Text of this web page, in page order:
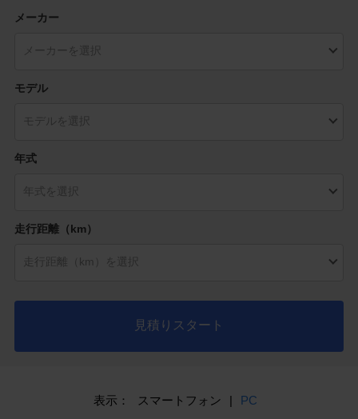
メーカー
モデル
年式
走行距離（km）
見積りスタート
表示： スマートフォン | PC